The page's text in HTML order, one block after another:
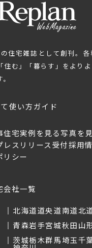
住宅雑誌として創刊。各
住む」「暮らす」をより
使い方ガイド
住宅実例を見る写真を
レスリリース受付採用
リシー
会社一覧
北海道道央道南道北
青森岩手宮城秋田山
茨城栃木群馬埼玉千